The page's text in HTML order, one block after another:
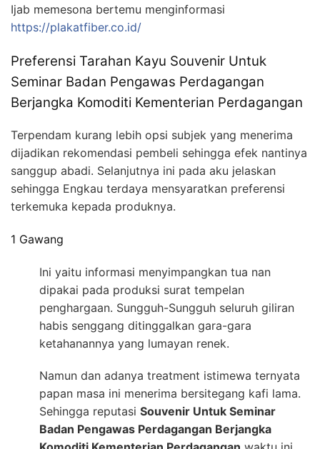
Ijab memesona bertemu menginformasi
https://plakatfiber.co.id/
Preferensi Tarahan Kayu Souvenir Untuk
Seminar Badan Pengawas Perdagangan
Berjangka Komoditi Kementerian Perdagangan
Terpendam kurang lebih opsi subjek yang menerima
dijadikan rekomendasi pembeli sehingga efek nantinya
sanggup abadi. Selanjutnya ini pada aku jelaskan
sehingga Engkau terdaya mensyaratkan preferensi
terkemuka kepada produknya.
1 Gawang
Ini yaitu informasi menyimpangkan tua nan
dipakai pada produksi surat tempelan
penghargaan. Sungguh-Sungguh seluruh giliran
habis senggang ditinggalkan gara-gara
ketahanannya yang lumayan renek.
Namun dan adanya treatment istimewa ternyata
papan masa ini menerima bersitegang kafi lama.
Sehingga reputasi Souvenir Untuk Seminar
Badan Pengawas Perdagangan Berjangka